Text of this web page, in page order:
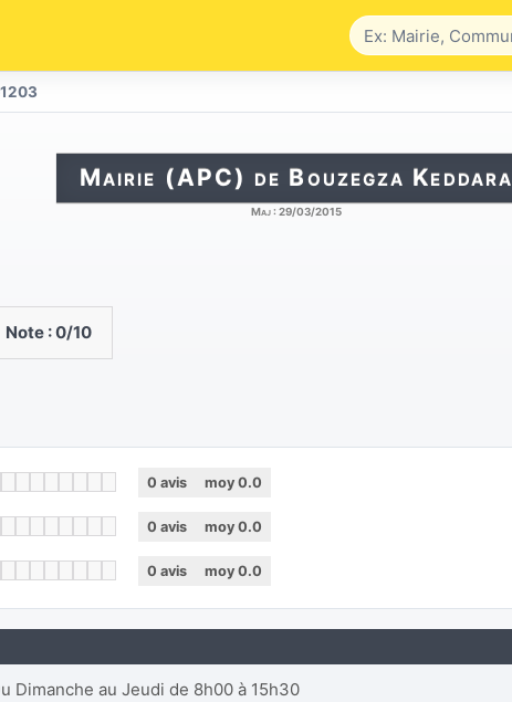
Mairie (APC) de Bouzegza Keddara
Maj : 29/03/2015
Note :0/10
0 avis moy 0.0
0 avis moy 0.0
0 avis moy 0.0
Dimanche au Jeudi de 8h00 à 15h30